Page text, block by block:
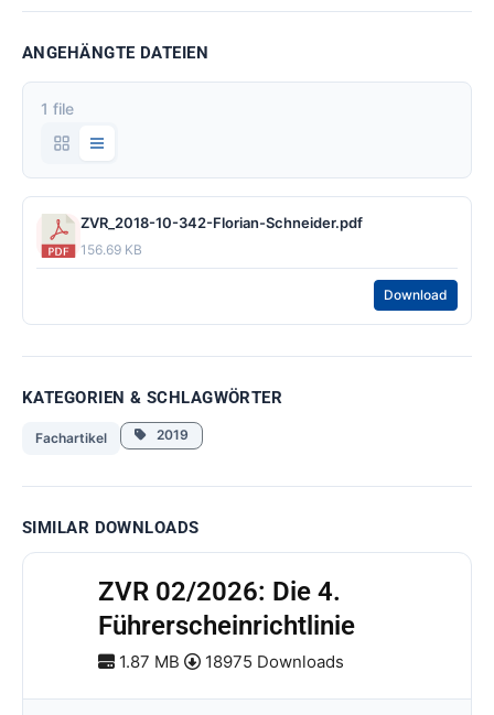
ANGEHÄNGTE DATEIEN
1 file
ZVR_2018-10-342-Florian-Schneider.pdf
156.69 KB
Download
KATEGORIEN & SCHLAGWÖRTER
Fachartikel 2019
SIMILAR DOWNLOADS
ZVR 02/2026: Die 4.
Führerscheinrichtlinie
1.87 MB 18975 Downloads